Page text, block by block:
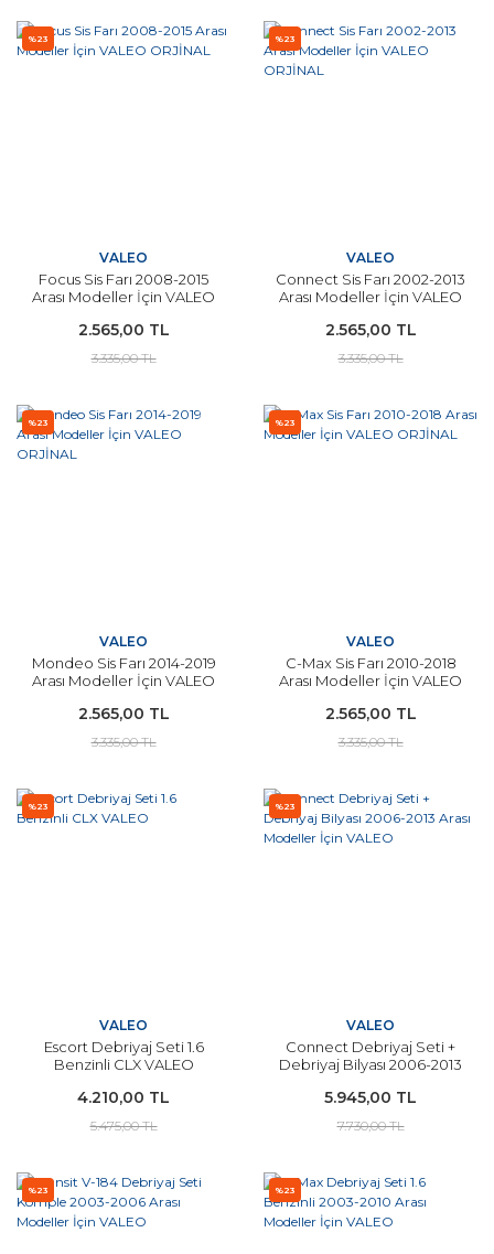
%23
VALEO
Focus Sis Farı 2008-2015
Arası Modeller İçin VALEO
2.565,00 TL
3.335,00 TL
%23
VALEO
Connect Sis Farı 2002-2013
Arası Modeller İçin VALEO
2.565,00 TL
3.335,00 TL
%23
VALEO
Mondeo Sis Farı 2014-2019
Arası Modeller İçin VALEO
2.565,00 TL
3.335,00 TL
%23
VALEO
C-Max Sis Farı 2010-2018
Arası Modeller İçin VALEO
2.565,00 TL
3.335,00 TL
%23
VALEO
Escort Debriyaj Seti 1.6
Benzinli CLX VALEO
4.210,00 TL
5.475,00 TL
%23
VALEO
Connect Debriyaj Seti +
Debriyaj Bilyası 2006-2013
5.945,00 TL
7.730,00 TL
%23 %23